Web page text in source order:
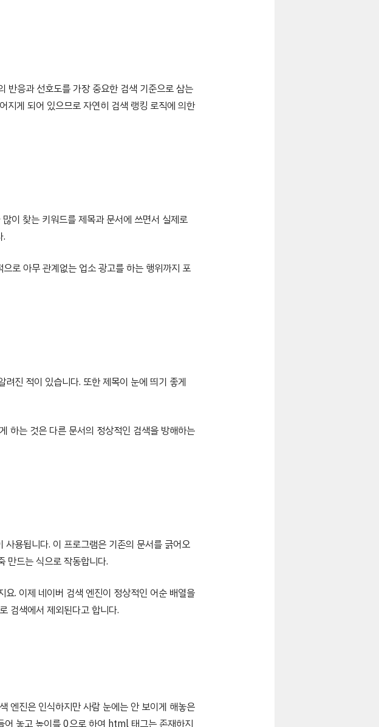
반응과 선호도를 가장 중요한 검색 기준으로 삼는
지게 되어 있으므로 자연히 검색 랭킹 로직에 의한
이 찾는 키워드를 제목과 문서에 쓰면서 실제로
.
로 아무 관계없는 업소 광고를 하는 행위까지 포
진 적이 있습니다. 또한 제목이 눈에 띄기 좋게
하는 것은 다른 문서의 정상적인 검색을 방해하는
용됩니다. 이 프로그램은 기존의 문서를 긁어오
만드는 식으로 작동합니다.
. 이제 네이버 검색 엔진이 정상적인 어순 배열을
검색에서 제외된다고 합니다.
엔진은 인식하지만 사람 눈에는 안 보이게 해놓은
어 놓고 높이를 0으로 하여 html 태그는 존재하지